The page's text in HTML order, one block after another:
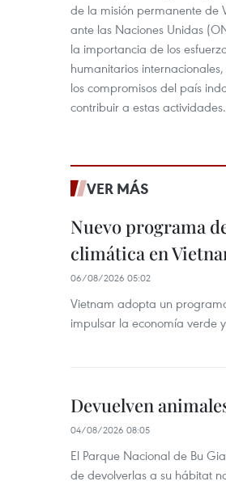
de la misión permanente de
ante las Naciones Unidas
la importancia de los
humanitarios
los compromisos del país
contribuir a estas actividades.
VER MÁS
Nuevo programa
climática en
06/08/2026 05:02
Vietnam adopta un
impulsar la economía verde
Devuelven
04/08/2026 08:05
El Parque Nacional de Bu
de devolverlas a su hábitat